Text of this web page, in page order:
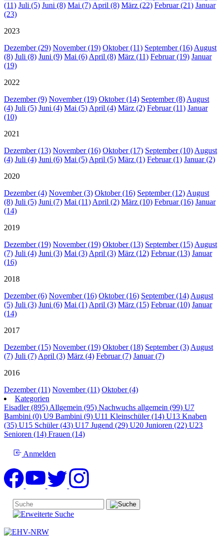
(11) Juli (5) Juni (8) Mai (7)April (8) März (22) Februar (21) Januar
(23)
2023
Dezember (29) November (19) Oktober (11) September (16)August
(8) Juli (8) Juni (9) Mai (6)April (8) März (11) Februar (19) Januar
(19)
2022
Dezember (9) November (19) Oktober (14) September (8)August
(4) Juli (5) Juni (4) Mai (5)April (4) März (2) Februar (11) Januar
(10)
2021
Dezember (13) November (16) Oktober (17) September (10)August
(4) Juli (4) Juni (6) Mai (5)April (5) März (1) Februar (1) Januar (2)
2020
Dezember (4) November (3) Oktober (16) September (12)August
(8) Juli (5) Juni (7) Mai (11)April (2) März (10) Februar (16) Januar
(14)
2019
Dezember (19) November (19) Oktober (13) September (15)August
(7) Juli (4) Juni (3) Mai (3)April (3) März (12) Februar (13) Januar
(16)
2018
Dezember (6) November (16) Oktober (16) September (14)August
(5) Juli (3) Juni (6) Mai (1)April (3) März (15) Februar (10) Januar
(14)
2017
Dezember (15) November (19) Oktober (18) September (3)August
(7) Juli (7)April (3) März (4) Februar (7) Januar (7)
2016
Dezember (11) November (11) Oktober (4)
Kategorien
Eisadler (895)Allgemein (95) Nachwuchs allgemein (99) U7
Bambini (0) U9 Bambini (9) U11 Kleinschüler (14) U13 Knaben
(35) U15 Schüler (43) U17 Jugend (29) U20 Junioren (22) U23
Senioren (14) Frauen (14)
Anmelden